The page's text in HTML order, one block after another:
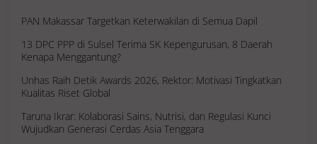
PAN Makassar Targetkan Keterwakilan di Semua Dapil
13 DPC PPP di Sulsel Terima SK Kepengurusan, 8 Daerah
Kenapa Menggantung?
Unhas Raih Detik Awards 2026, Rektor: Motivasi Tingkatkan
Kualitas Riset Global
Taruna Ikrar: Kolaborasi Sains, Nutrisi, dan Regulasi Kunci
Wujudkan Generasi Cerdas Asia Tenggara